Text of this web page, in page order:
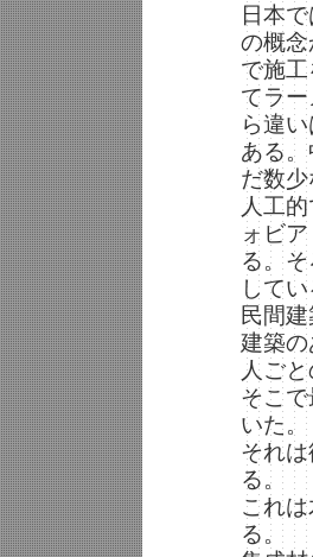
日本
の概
で施
てラ
ら違
ある
だ数
人工
ォビ
る。
してい
民間
建築
人ご
そこ
いた。
それ
る。
これ
る。